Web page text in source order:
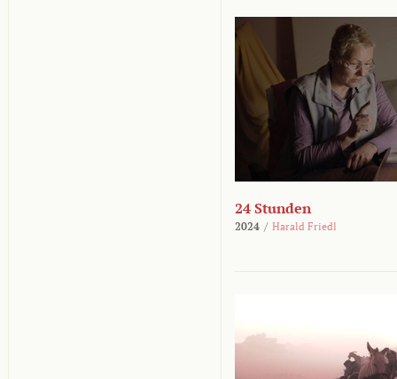
24 Stunden
2024 / Harald Friedl